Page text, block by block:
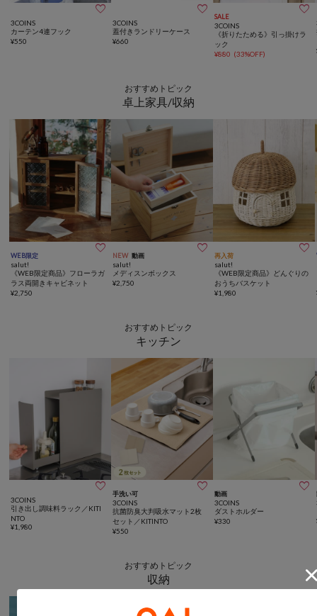

3COINS
カーテン4連フック
¥550

3COINS
蓋付きランドリーケース
¥660
SALE 
3COINS
《折りたためる》引っ掛けラ
ック
¥880 (33%OFF)
おすすめトピック
卓上家具/収納
WEB限定 
salut!
《WEB限定商品》フローラガ
ラス両開きキャビネット
¥2,750
NEW 動画 
salut!
メディスンボックス
¥2,750
再入荷 
salut!
《WEB限定商品》どんぐりの
おうちバスケット
¥1,980
おすすめトピック
キッチン

3COINS
引き出し調味料ラック／KITI
NTO
¥1,980
手洗い可 
3COINS
抗菌防臭大判吸水マット2枚
セット／KITINTO
¥550
動画 
3COINS
ダストホルダー
¥330
おすすめトピック
収納